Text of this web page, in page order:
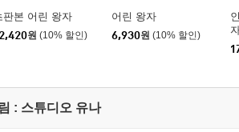
판본 어린 왕자
원 (10% 할인)
어린 왕자
6,930원 (10% 할인)
: 스튜디오 유나